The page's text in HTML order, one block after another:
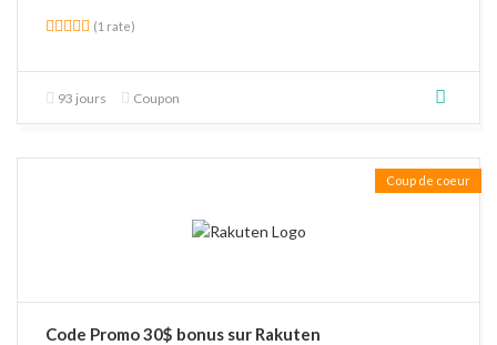
(1 rate)
93 jours Coupon
Coup de coeur
Code Promo 30$ bonus sur Rakuten